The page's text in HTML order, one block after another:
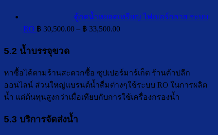
ตู้กดน้ำหยอดเหรียญ ไฟเบอร์กลาส ระบบ
RO ฿ 30,500.00 – ฿ 33,500.00Price
฿ 33,500.00
5.2 น้ำบรรจุขวด
หาซื้อได้ตามร้านสะดวกซื้อ ซุปเปอร์มาร์เก็ต ร้านค้าปลีก
ออนไลน์ ส่วนใหญ่แบรนด์น้ำดื่มต่างๆใช้ระบบ RO ในการผลิต
น้ำ แต่ต้นทุนสูงกว่าเมื่อเทียบกับการใช้เครื่องกรองน้ำ
5.3 บริการจัดส่งน้ำ